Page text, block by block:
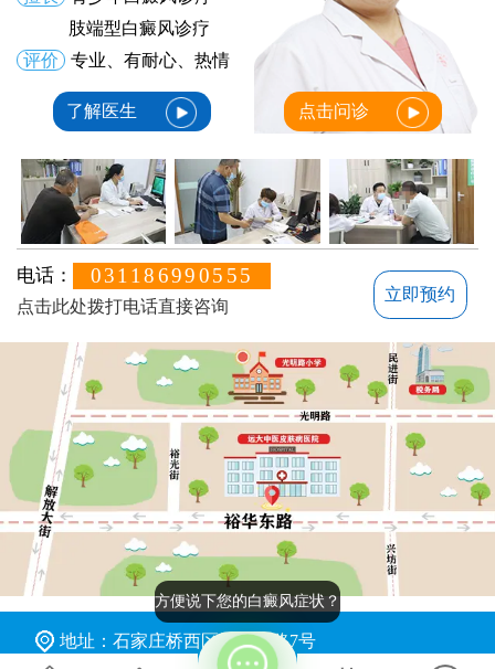
肢端型白癜风诊疗
评价
专业、有耐心、热情
了解医生 点击问诊
电话： 031186990555
点击此处拨打电话直接咨询
立即预约
地址：石家庄桥西区裕华东路7号
方便说下您的白癜风症状？